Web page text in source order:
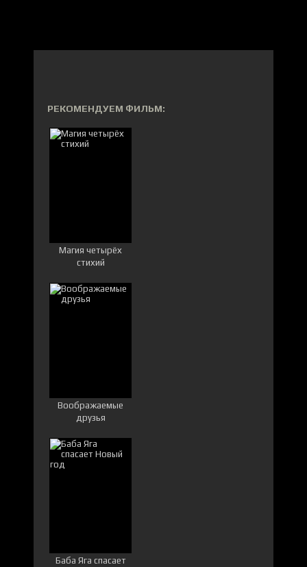
РЕКОМЕНДУЕМ ФИЛЬМ:
Магия четырёх
стихий
Воображаемые
друзья
Баба Яга спасает